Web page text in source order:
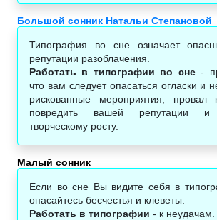
Большой сонник Натальи Степановой
Типография во сне означает
репутации разоблачения.
Работать в типографии во сне-
что вам следует опасаться огласки и
рискованные мероприятия, провал
повредить вашей репутации и
творческому росту.
Малый сонник‎
Если во сне Вы видите себя в
опасайтесь бесчестья и клеветы.
Работать в типографии - к неудачам.